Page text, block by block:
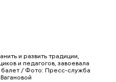
и развить традиции,
и педагогов, завоевала
балет / Фото: Пресс-служба